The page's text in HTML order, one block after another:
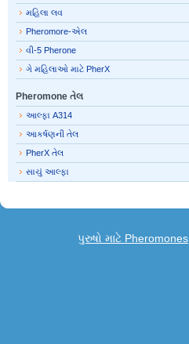
મહિલા લવ
Pheromore-એલ
વી-5 Pherone
ગે મહિલાઓ માટે PherX
Pheromone તેલ
આલ્ફા A314
આકર્ષણની તેલ
PherX તેલ
સાચું આલ્ફા
પુરુષો માટે Pheromones